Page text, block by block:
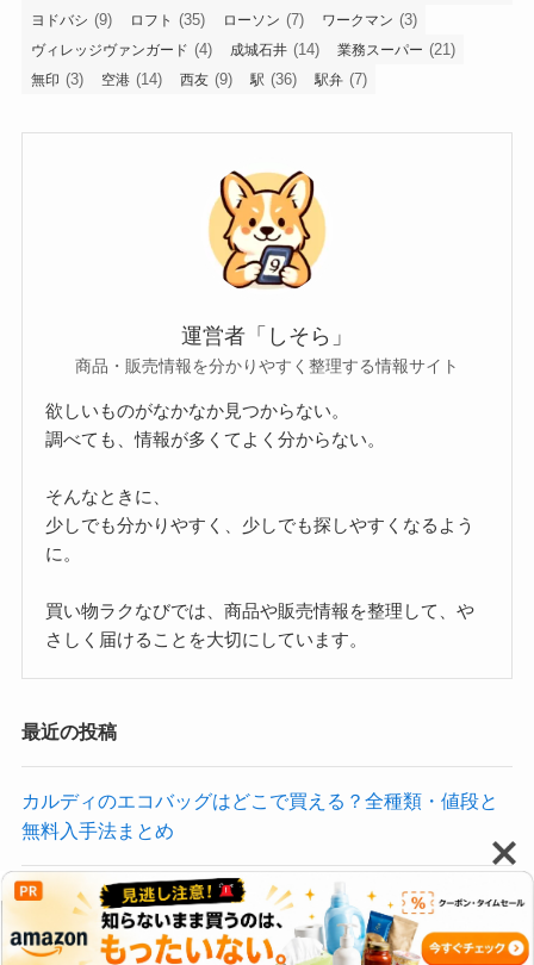
ヨドバシ (9) ロフト (35) ローソン (7) ワークマン (3)
ヴィレッジヴァンガード (4) 成城石井 (14) 業務スーパー (21)
無印 (3) 空港 (14) 西友 (9) 駅 (36) 駅弁 (7)
運営者「しそら」
商品・販売情報を分かりやすく整理する情報サイト
欲しいものがなかなか見つからない。
調べても、情報が多くてよく分からない。
そんなときに、
少しでも分かりやすく、少しでも探しやすくなるよう
に。
買い物ラクなびでは、商品や販売情報を整理して、や
さしく届けることを大切にしています。
最近の投稿
カルディのエコバッグはどこで買える？全種類・値段と
無料入手法まとめ
カルディのピスタチオペーストが買える場所！実店舗・
通販まとめ